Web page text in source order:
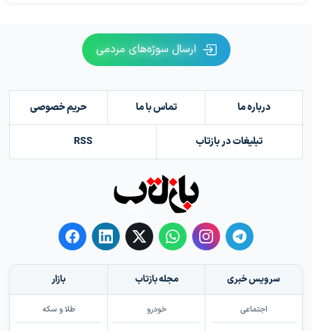
ارسال سوژه‌های مردمی
درباره ما تماس با ما حریم خصوصی
تبلیغات در بازتاب RSS
سرویس خبری
اجتماعی
مجله بازتاب
خودرو
بازار
طلا و سکه